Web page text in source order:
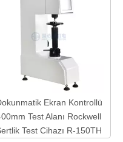
Ekran Kontrollü
Test Alanı Rockwell
Test Cihazı R-150TH